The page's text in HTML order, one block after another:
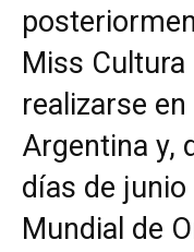
Miss
realizarse
Argentina y,
días de
Mundial de